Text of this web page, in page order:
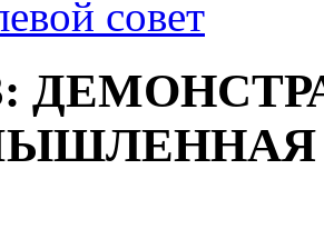
совет